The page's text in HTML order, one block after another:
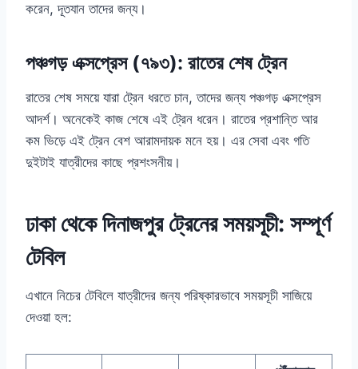
করেন, দূতযান তাদের জন্য।
পঞ্চগড় এক্সপ্রেস (৭৯৩): রাতের শেষ ট্রেন
রাতের শেষ সময়ে যারা ট্রেন ধরতে চান, তাদের জন্য পঞ্চগড় এক্সপ্রেস
আদর্শ। অনেকেই কাজ শেষে এই ট্রেন ধরেন। রাতের প্রশান্তি আর
কম ভিড়ে এই ট্রেন বেশ আরামদায়ক মনে হয়। এর সেবা এবং গতি
দুইটাই যাত্রীদের কাছে প্রশংসনীয়।
ঢাকা থেকে দিনাজপুর ট্রেনের সময়সূচী: সম্পূর্ণ
টেবিল
এখানে নিচের টেবিলে যাত্রীদের জন্য পরিষ্কারভাবে সময়সূচী সাজিয়ে
দেওয়া হল: